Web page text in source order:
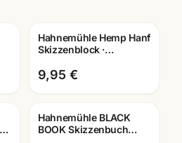
Hahnemühle Hemp Hanf
Skizzenblock ·
Kuenstlerpapier
Mannheim
9,95 €
Hahnemühle BLACK
BOOK Skizzenbuch